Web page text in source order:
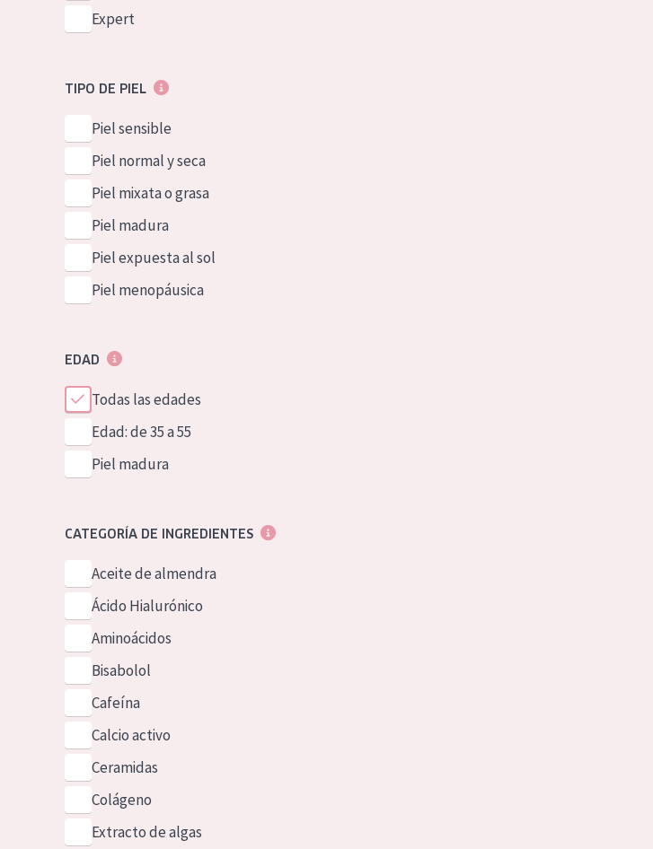
Expert
TIPO DE PIEL
Piel sensible
Piel normal y seca
Piel mixata o grasa
Piel madura
Piel expuesta al sol
Piel menopáusica
EDAD
Todas las edades
Edad: de 35 a 55
Piel madura
CATEGORÍA DE INGREDIENTES
Aceite de almendra
Ácido Hialurónico
Aminoácidos
Bisabolol
Cafeína
Calcio activo
Ceramidas
Colágeno
Extracto de algas